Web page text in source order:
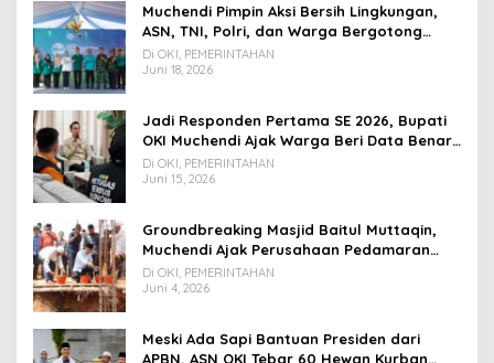
Muchendi Pimpin Aksi Bersih Lingkungan,
ASN, TNI, Polri, dan Warga Bergotong
Royong
Di OKI, PEMERINTAHAN
Juni 18, 2026
Jadi Responden Pertama SE 2026, Bupati
OKI Muchendi Ajak Warga Beri Data Benar
ke Petugas BPS
Di OKI, PEMERINTAHAN
Juni 15, 2026
Groundbreaking Masjid Baitul Muttaqin,
Muchendi Ajak Perusahaan Pedamaran
Timur Turut Bantu
Di OKI, PEMERINTAHAN
Juni 4, 2026
Meski Ada Sapi Bantuan Presiden dari
APBN, ASN OKI Tebar 60 Hewan Kurban